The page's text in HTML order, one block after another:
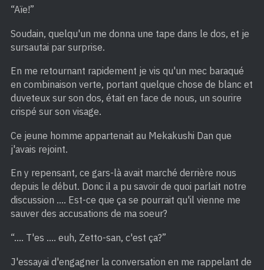
“Aïe!”
Soudain, quelqu'un me donna une tape dans le dos, et je
sursautai par surprise.
En me retournant rapidement je vis qu'un mec baraqué
en combinaison verte, portant quelque chose de blanc et
duveteux sur son dos, était en face de nous, un sourire
crispé sur son visage.
Ce jeune homme appartenait au Mekakushi Dan que
j'avais rejoint.
En y repensant, ce gars-là avait marché derrière nous
depuis le début. Donc il a pu savoir de quoi parlait notre
discussion …. Est-ce que ça se pourrait qu'il vienne me
sauver des accusations de ma soeur?
“…. T'es …. euh, Zetto-san, c'est ça?”
J'essayai d'engagner la conversation en me rappelant de